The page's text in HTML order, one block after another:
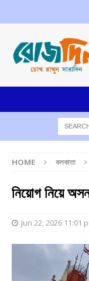
HOME কলকাতা
নিয়োগ নিয়ে
Jun 22, 2026 11:01